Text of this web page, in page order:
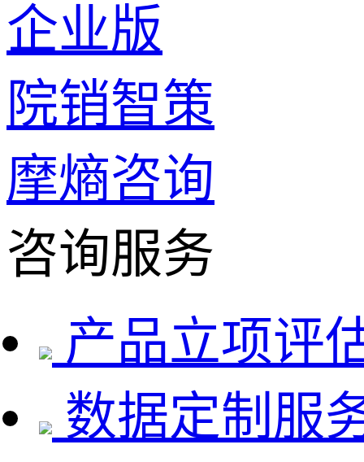
企业版
院销智策
摩熵咨询
咨询服务
产品立项评
数据定制服